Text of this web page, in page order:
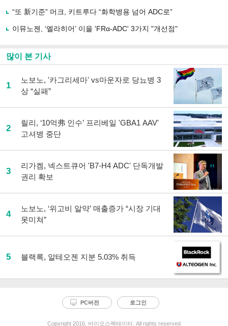
기
“또 新기준” 머크, 키트루다 “화학병용 넘어 ADC로”
이뮤노젠, ‘엘라히어’ 이을 'FRα-ADC' 3가지 "개선점"
많이 본 기사
1
노보노, '카그리세마' vs마운자로 당뇨병 3
상 “실패”
2
릴리, ‘10억弗 인수’ 프리베일 'GBA1 AAV'
고셔병 중단
3
리가켐, 넥스트큐어 'B7-H4 ADC' 단독개발
권리 확보
4
노보노, ‘위고비 알약’ 매출증가 “시장 기대
못미쳐”
5 블랙록, 알테오젠 지분 5.03% 취득
PC버전 로그인
Copyright 2016. 바이오스펙테이터. All rights reserved